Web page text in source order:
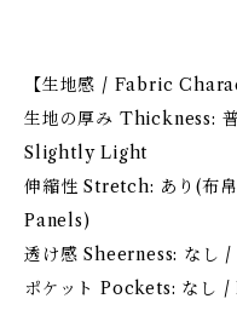
【生地感 / Fabric
生地の厚み Thickness:
Slightly Light
伸縮性 Stretch: あり(布
Panels)
透け感 Sheerness: なし
ポケット Pockets: なし